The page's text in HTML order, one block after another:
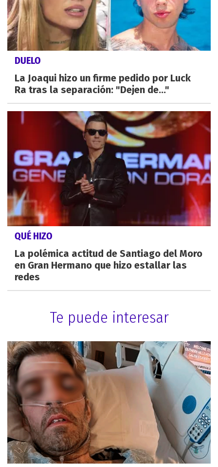
DUELO
La Joaqui hizo un firme pedido por Luck
Ra tras la separación: "Dejen de..."
QUÉ HIZO
La polémica actitud de Santiago del Moro
en Gran Hermano que hizo estallar las
redes
Te puede interesar